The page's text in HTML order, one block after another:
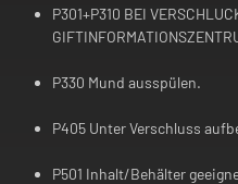
P301+P310 BEI
P330 Mund ausspülen.
P405 Unter Verschluss
P501 Inhalt/Behälter